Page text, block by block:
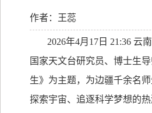
作者：王蕊
2026年4月 17 日 21:36 云
国家天文台研究员、博士生
生》为主题，为边疆千余名
探索宇宙、追逐科学梦想的热